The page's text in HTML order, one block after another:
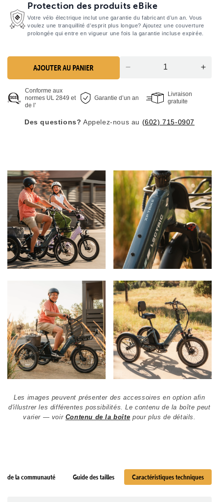
Protection des produits eBike
Votre vélo électrique inclut une garantie du fabricant d’un an. Vous
voulez une tranquillité d’esprit plus longue? Ajoutez une couverture
prolongée qui entre en vigueur une fois la garantie incluse expirée.
quantité
pour
tricycle
bleu
crépuscule
bleu
AJOUTER AU PANIER
Conforme aux
normes UL 2849 et
de l'
Garantie d’un an
Livraison
gratuite
Des questions? Appelez-nous au (602) 715-0907
Les images peuvent présenter des accessoires en option afin
d'illustrer les différentes possibilités. Le contenu de la boîte peut
varier — voir Contenu de la boîte pour plus de détails.
de la communauté Guide des tailles Caractéristiques techniques